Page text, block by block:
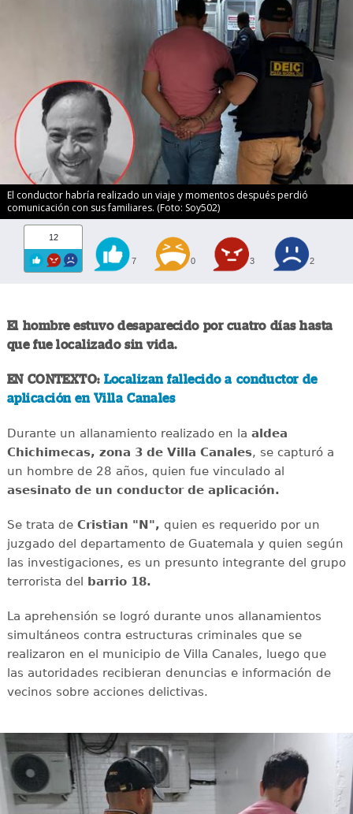
El conductor habría realizado un viaje y momentos después perdió
comunicación con sus familiares. (Foto: Soy502)
12
7 0 3 2
El hombre estuvo desaparecido por cuatro días hasta
que fue localizado sin vida.
EN CONTEXTO:Localizan fallecido a conductor de
aplicación en Villa Canales
Durante un allanamiento realizado en la aldea
Chichimecas, zona 3 de Villa Canales, se capturó a
un hombre de 28 años, quien fue vinculado al
asesinato de un conductor de aplicación.
Se trata de Cristian "N", quien es requerido por un
juzgado del departamento de Guatemala y quien según
las investigaciones, es un presunto integrante del grupo
terrorista del barrio 18.
La aprehensión se logró durante unos allanamientos
simultáneos contra estructuras criminales que se
realizaron en el municipio de Villa Canales, luego que
las autoridades recibieran denuncias e información de
vecinos sobre acciones delictivas.